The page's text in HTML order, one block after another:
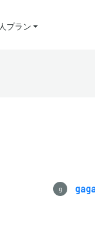
プラン
g